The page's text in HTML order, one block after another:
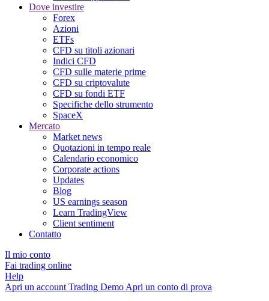
Dove investire
Forex
Azioni
ETFs
CFD su titoli azionari
Indici CFD
CFD sulle materie prime
CFD su criptovalute
CFD su fondi ETF
Specifiche dello strumento
SpaceX
Mercato
Market news
Quotazioni in tempo reale
Calendario economico
Corporate actions
Updates
Blog
US earnings season
Learn TradingView
Client sentiment
Contatto
Il mio conto
Fai trading online
Help
Apri un account Trading Demo Apri un conto di prova